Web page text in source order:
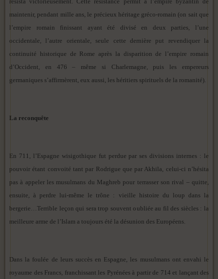
maintenir, pendant mille ans, le précieux héritage gréco-romain (on sait que
l’empire romain finissant ayant été divisé en deux parties, l’une
occidentale, l’autre orientale, seule cette dernière put revendiquer la
continuité historique de Rome après la disparition de l’empire romain
d’Occident, en 476 – même si Charlemagne, puis les empereurs
germaniques s’affirmèrent, eux aussi, les héritiers spirituels de la romanité).
La reconquête
En 711, l’Espagne wisigothique fut perdue par ses divisions internes : le
pouvoir étant convoité tant par Rodrigue que par Akhila, celui-ci n’hésita
pas à appeler les musulmans du Maghreb pour terrasser son rival – quitte,
ensuite, à perdre lui-même le trône : vieille histoire du loup dans la
bergerie…Terrible leçon qui sera trop souvent oubliée au fil des siècles : la
meilleure arme de l’Islam a toujours été la désunion des Européens.
Dans la foulée de leurs succès en Espagne, les musulmans ont envahi le
royaume des Francs, franchissant les Pyrénées à partir de 714 et lançant des